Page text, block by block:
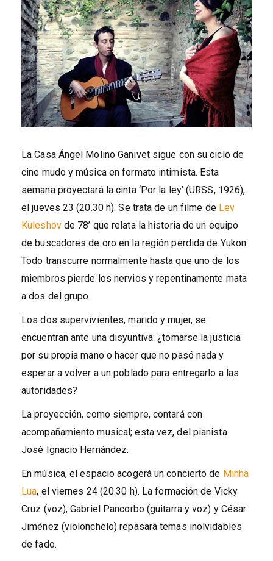
La Casa Ángel Molino Ganivet sigue con su ciclo de
cine mudo y música en formato intimista. Esta
semana proyectará la cinta ‘Por la ley’ (URSS, 1926),
el jueves 23 (20.30 h). Se trata de un filme de Lev
Kuleshovde 78’ que relata la historia de un equipo
de buscadores de oro en la región perdida de Yukon.
Todo transcurre normalmente hasta que uno de los
miembros pierde los nervios y repentinamente mata
a dos del grupo.
Los dos supervivientes, marido y mujer, se
encuentran ante una disyuntiva: ¿tomarse la justicia
por su propia mano o hacer que no pasó nada y
esperar a volver a un poblado para entregarlo a las
autoridades?
La proyección, como siempre, contará con
acompañamiento musical; esta vez, del pianista
José Ignacio Hernández.
En música, el espacio acogerá un concierto de Minha
Lua, el viernes 24 (20.30 h). La formación de Vicky
Cruz (voz), Gabriel Pancorbo (guitarra y voz) y César
Jiménez (violonchelo) repasará temas inolvidables
de fado.